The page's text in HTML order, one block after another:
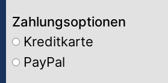
Zahlungsoptionen
Kreditkarte
PayPal